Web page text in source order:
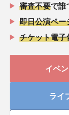
審査不要で誰
即日公演ペー
チケット電子
イベ
ライ